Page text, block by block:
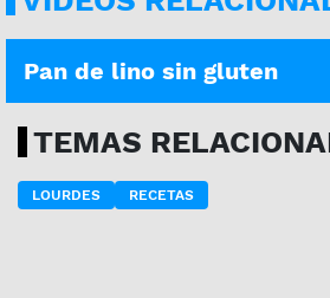
LA RECETA DE LETICIA | 27-07
Pan de lino sin gluten
TEMAS
LOURDES RECETAS